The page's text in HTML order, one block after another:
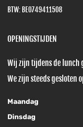
BTW: BE0749411508
OPENINGSTIJDEN
Wij zijn tijdens de lunch
We zijn steeds gesloten
Maandag
Dinsdag